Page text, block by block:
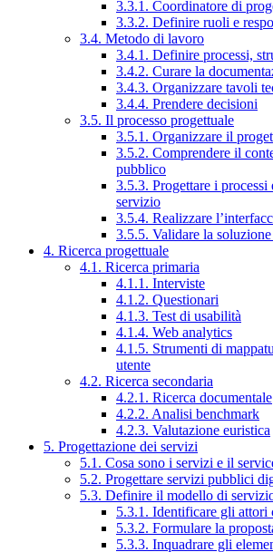
3.3.1. Coordinatore di
3.3.2. Definire ruoli e
3.4. Metodo di lavoro
3.4.1. Definire processi,
3.4.2. Curare la
3.4.3. Organizzare tavoli
3.4.4. Prendere decisioni
3.5. Il processo progettuale
3.5.1. Organizzare il
3.5.2. Comprendere il
pubblico
3.5.3. Progettare i processi
servizio
3.5.4. Realizzare
3.5.5. Validare la soluzione
4. Ricerca progettuale
4.1. Ricerca primaria
4.1.1. Interviste
4.1.2. Questionari
4.1.3. Test di usabilità
4.1.4. Web analytics
4.1.5. Strumenti di
utente
4.2. Ricerca secondaria
4.2.1. Ricerca documentale
4.2.2. Analisi benchmark
4.2.3. Valutazione euristica
5. Progettazione dei servizi
5.1. Cosa sono i servizi e il
5.2. Progettare servizi pubblici
5.3. Definire il modello di
5.3.1. Identificare gli attori
5.3.2. Formulare la
5.3.3. Inquadrare gli